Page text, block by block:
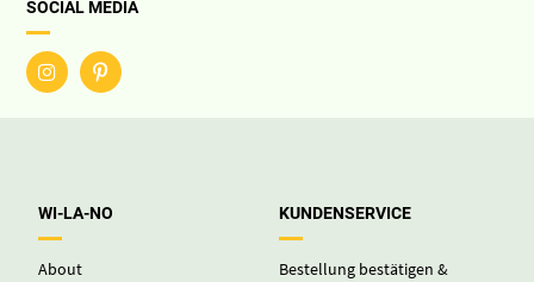
SOCIAL MEDIA
WI-LA-NO
About
KUNDENSERVICE
Bestellung bestätigen &